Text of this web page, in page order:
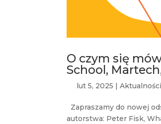
O czym się
School,
lut 5, 2025 |Aktualności
Zapraszamy do nowej
autorstwa: Peter Fisk,